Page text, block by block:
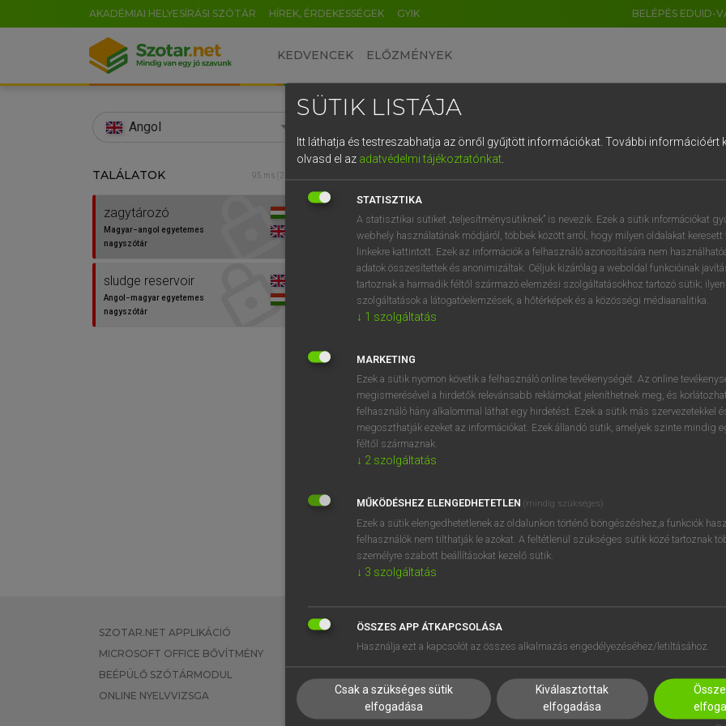
AKADÉMIAI HELYESÍRÁSI SZÓTÁR HÍREK, ÉRDEKESSÉGEK GYIK BELÉPÉS EDUID-
KEDVENCEK ELŐZMÉNYEK
Angol
TALÁLATOK 95 ms (2 db)
zagytározó
Magyar−angol egyetemes
nagyszótár
sludge reservoir
Angol−magyar egyetemes
nagyszótár
Magyar−angol egyetemes nagyszótár
VAN ELŐFIZETÉSED?
megtekintéséhez.
BELÉPÉS
próbaverziójának
regisztrálok ésbelépek.
REGISZTRÁCIÓ
SZOTAR.NET APPLIKÁCIÓ
MICROSOFT OFFICE BŐVÍTMÉNY
BEÉPÜLŐ SZÓTÁRMODUL
ONLINE NYELVVIZSGA
EGYÉNI FELHASZNÁLÓKNAK
TANULÓKNAK
VÁLLALATI MEGOLDÁSOK
SÚGÓ
RÓLUNK
SÜTI BEÁLLÍTÁSOK
SÜTIK LISTÁJA
Itt láthatja és testreszabhatja az önről gyűjtött információkat. További információért
olvasd el az adatvédelmi tájékoztatónkat.
STATISZTIKA
A statisztikai sütiket „teljesítménysütiknek” is nevezik. Ezek a sütik információkat
webhely használatának módjáról, többek között arról, hogy milyen oldalakat keresett
linkekre kattintott. Ezek az információk a felhasználó azonosítására nem
adatok összesítettek és anonimizáltak. Céljuk kizárólag a weboldal funkcióinak
tartoznak a harmadik féltől származó elemzési szolgáltatásokhoz tartozó sütik;
szolgáltatások a látogatóelemzések, a hőtérképek és a közösségi médiaanalitika.
↓ 1 szolgáltatás
MARKETING
Ezek a sütik nyomon követik a felhasználó online tevékenységét. Az online
megismerésével a hirdetők relevánsabb reklámokat jeleníthetnek meg, és
felhasználó hány alkalommal láthat egy hirdetést. Ezek a sütik más szervezetekkel
megoszthatják ezeket az információkat. Ezek állandó sütik, amelyek szinte mindig
féltől származnak.
↓ 2 szolgáltatás
MŰKÖDÉSHEZ ELENGEDHETETLEN (mindig szükséges)
Ezek a sütik elengedhetetlenek az oldalunkon történő böngészéshez,a funkciók
felhasználók nem tilthatják le azokat. A feltétlenül szükséges sütik közé tartoznak
személyre szabott beállításokat kezelő sütik.
↓ 3 szolgáltatás
ÖSSZES APP ÁTKAPCSOLÁSA
Használja ezt a kapcsolót az összes alkalmazás engedélyezéséhez/letiltásához.
Csak a szükséges sütik
elfogadása
Kiválasztottak
elfogadása
EN HU DE CN FR ES IT NL
0 1 2 3 4 5 6 7 8 9
q w e r t z u i
a s d f g h j k l é
í y x c v b n m , .